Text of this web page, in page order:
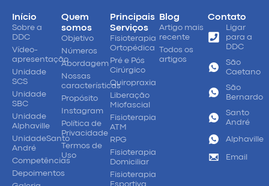
Início
Sobre a
DDC
Vídeo-
apresentação
Unidade
SCS
Unidade
SBC
Unidade
Alphaville
UnidadeSanto
André
Competências
Depoimentos
Quem
somos
Objetivo
Números
Abordagem
Nossas
características
Propósito
Instagram
Política de
Privacidade
Termos de
Uso
Principais
Serviços
Fisioterapia
Ortopédica
Pré e Pós
Cirúrgico
Quiropraxia
Liberação
Miofascial
Fisioterapia
ATM
RPG
Fisioterapia
Domiciliar
Fisioterapia
Esportiva
Blog
Artigo mais
recente
Todos os
artigos
Contato
Ligar
para a
DDC
São
Caetano
São
Bernardo
Santo
André
Alphaville
Email